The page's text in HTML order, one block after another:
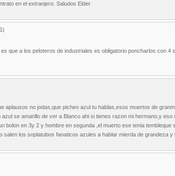
en el extranjero. Saludos Elder
que a los peloteros de industriales es obligatorio poncharlos con 4
aplausos no jodas,que picheo azul tu hablas,esos muertos de
se amarillo de ver a Blanco ahi si tienes razon mi hermano,y eso
bolon en 3y 2 y hombre en segunda ,el muerto ese tenia tembleque
los soplatubos fanaticos azules a hablar mierda de grandeza y